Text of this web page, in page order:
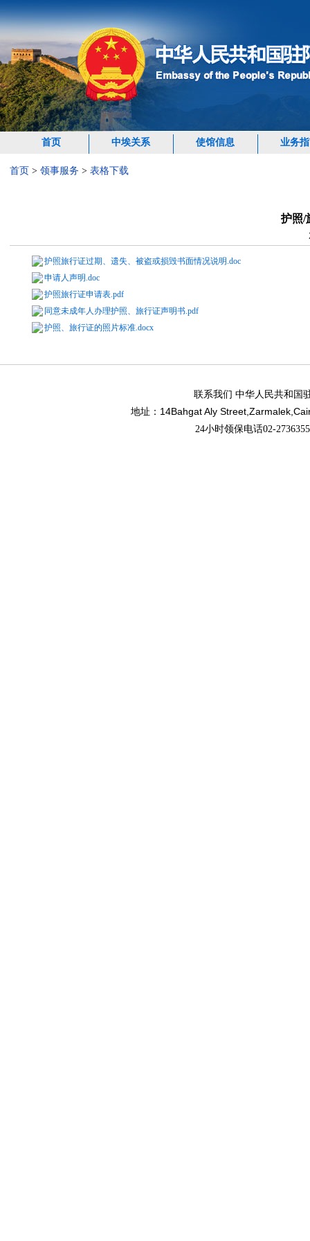
首页 中埃关系 使馆信息 业务
首页 > 领事服务 > 表格下载
护照/
护照旅行证过期、遗失、被盗或损毁书面情况说明.doc
申请人声明.doc
护照旅行证申请表.pdf
同意未成年人办理护照、旅行证声明书.pdf
护照、旅行证的照片标准.docx
联系我们 中华人民共和国
地址： 14Bahgat Aly
24小时领保电话02-